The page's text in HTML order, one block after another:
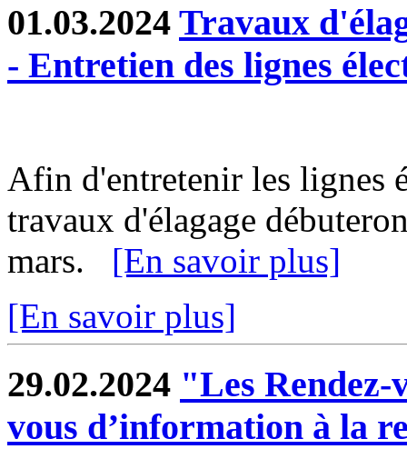
01.03.2024 Travaux
- Entretien des lignes
Afin d'entretenir les lignes
travaux d'élagage
mars. [En savoir plus]
[En savoir plus]
29.02.2024 "Les Rendez-
vous d’information à la